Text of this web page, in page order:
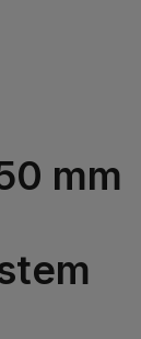
mm